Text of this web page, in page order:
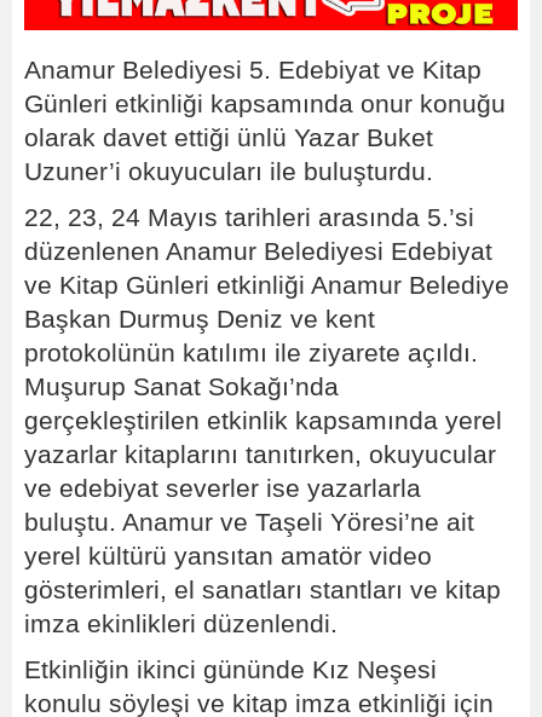
Anamur Belediyesi 5. Edebiyat ve Kitap
Günleri etkinliği kapsamında onur konuğu
olarak davet ettiği ünlü Yazar Buket
Uzuner’i okuyucuları ile buluşturdu.
22, 23, 24 Mayıs tarihleri arasında 5.’si
düzenlenen Anamur Belediyesi Edebiyat
ve Kitap Günleri etkinliği Anamur Belediye
Başkan Durmuş Deniz ve kent
protokolünün katılımı ile ziyarete açıldı.
Muşurup Sanat Sokağı’nda
gerçekleştirilen etkinlik kapsamında yerel
yazarlar kitaplarını tanıtırken, okuyucular
ve edebiyat severler ise yazarlarla
buluştu. Anamur ve Taşeli Yöresi’ne ait
yerel kültürü yansıtan amatör video
gösterimleri, el sanatları stantları ve kitap
imza ekinlikleri düzenlendi.
Etkinliğin ikinci gününde Kız Neşesi
konulu söyleşi ve kitap imza etkinliği için